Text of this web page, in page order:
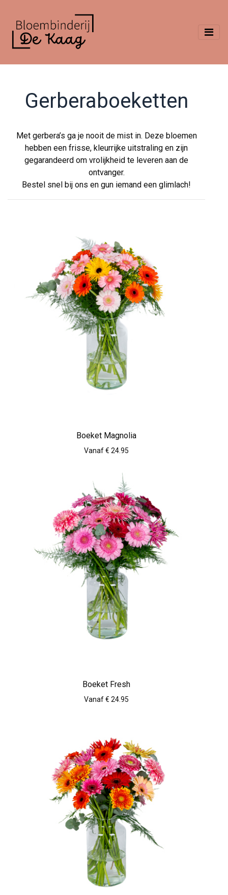
Gerberaboeketten
Met gerbera’s ga je nooit de mist in. Deze bloemen
hebben een frisse, kleurrijke uitstraling en zijn
gegarandeerd om vrolijkheid te leveren aan de
ontvanger.
Bestel snel bij ons en gun iemand een glimlach!
Boeket Magnolia
Vanaf € 24.95
Boeket Fresh
Vanaf € 24.95